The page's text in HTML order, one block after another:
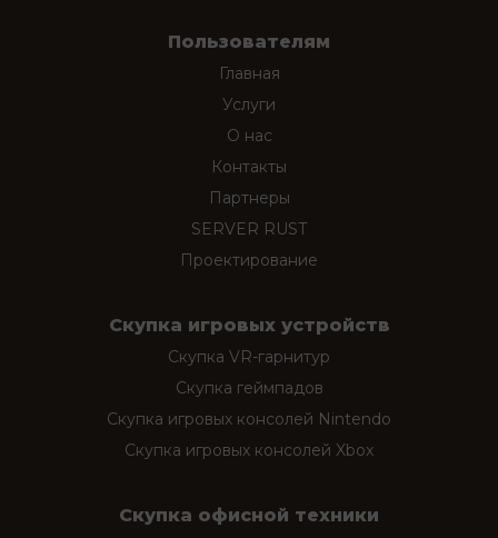
Пользователям
Главная
Услуги
О нас
Контакты
Партнеры
SERVER RUST
Проектирование
Скупка игровых устройств
Скупка VR-гарнитур
Скупка геймпадов
Скупка игровых консолей Nintendo
Скупка игровых консолей Xbox
Скупка офисной техники